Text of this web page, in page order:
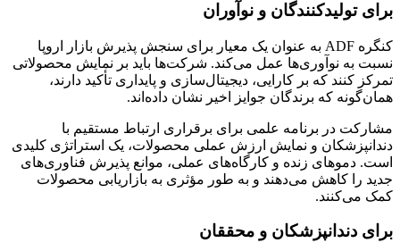
و نوآوران
کنگره ADF به عنوان یک معیار برای سنجش پذیرش بازار اروپا
نوآوری‌ها عمل می‌کند. شرکت‌ها باید بر نمایش محصولاتی
که بر کارایی، دیجیتال‌سازی و پایداری تأکید دارند،
که برندگان جوایز اخیر نشان داده‌اند.
در برنامه علمی برای برقراری ارتباط مستقیم با
و نمایش ارزش عملی محصولات، یک استراتژی کلیدی
زنده و کارگاه‌های عملی، موانع پذیرش فناوری‌های
کاهش می‌دهند و به طور مؤثری به بازاریابی محصولات
و محققان